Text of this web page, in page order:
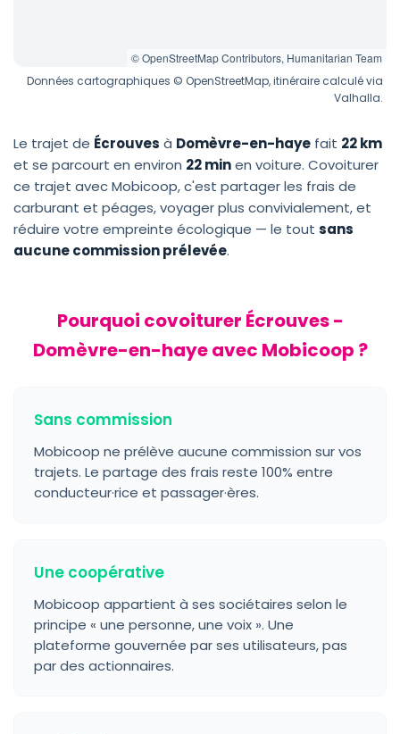
© OpenStreetMap Contributors, Humanitarian Team
Données cartographiques © OpenStreetMap, itinéraire calculé via
Valhalla.
Le trajet de Écrouves à Domèvre-en-haye fait 22 km
et se parcourt en environ 22 minen voiture. Covoiturer
ce trajet avec Mobicoop, c'est partager les frais de
carburant et péages, voyager plus convivialement, et
réduire votre empreinte écologique — le tout sans
aucune commission prélevée.
Pourquoi covoiturer Écrouves -
Domèvre-en-haye avec Mobicoop ?
Sans commission
Mobicoop ne prélève aucune commission sur vos
trajets. Le partage des frais reste 100% entre
conducteur·rice et passager·ères.
Une coopérative
Mobicoop appartient à ses sociétaires selon le
principe « une personne, une voix ». Une
plateforme gouvernée par ses utilisateurs, pas
par des actionnaires.